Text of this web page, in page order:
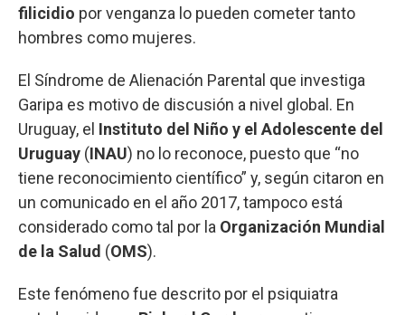
filicidio por venganza lo pueden cometer tanto
hombres como mujeres.
El Síndrome de Alienación Parental que investiga
Garipa es motivo de discusión a nivel global. En
Uruguay, el Instituto del Niño y el Adolescente del
Uruguay (INAU) no lo reconoce, puesto que “no
tiene reconocimiento científico” y, según citaron en
un comunicado en el año 2017, tampoco está
considerado como tal por la Organización Mundial
de la Salud (OMS).
Este fenómeno fue descrito por el psiquiatra